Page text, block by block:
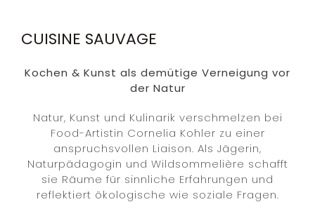
CUISINE SAUVAGE
Kochen & Kunst als demütige Verneigung vor
der Natur
Natur, Kunst und Kulinarik verschmelzen bei
Food-Artistin Cornelia Kohler zu einer
anspruchsvollen Liaison. Als Jägerin,
Naturpädagogin und Wildsommelière schafft
sie Räume für sinnliche Erfahrungen und
reflektiert ökologische wie soziale Fragen.